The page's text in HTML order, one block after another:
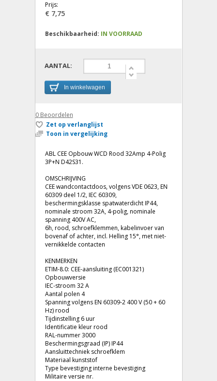
Prijs:
€ 7,75
Beschikbaarheid: IN VOORRAAD
AANTAL:
In winkelwagen
0Beoordelen
Zet op verlanglijst
Toon in vergelijking
ABL CEE Opbouw WCD Rood 32Amp 4-Polig
3P+N D42S31.
OMSCHRIJVING
CEE wandcontactdoos, volgens VDE 0623, EN
60309 deel 1/2, IEC 60309,
beschermingsklasse spatwaterdicht IP44,
nominale stroom 32A, 4-polig, nominale
spanning 400V AC,
6h, rood, schroefklemmen, kabelinvoer van
bovenaf of achter, incl. Helling 15°, met niet-
vernikkelde contacten
KENMERKEN
ETIM-8.0: CEE-aansluiting (EC001321)
Opbouwversie
IEC-stroom 32 A
Aantal polen 4
Spanning volgens EN 60309-2 400 V (50 + 60
Hz) rood
Tijdinstelling 6 uur
Identificatie kleur rood
RAL-nummer 3000
Beschermingsgraad (IP) IP44
Aansluittechniek schroefklem
Materiaal kunststof
Type bevestiging interne bevestiging
Militaire versie nr.